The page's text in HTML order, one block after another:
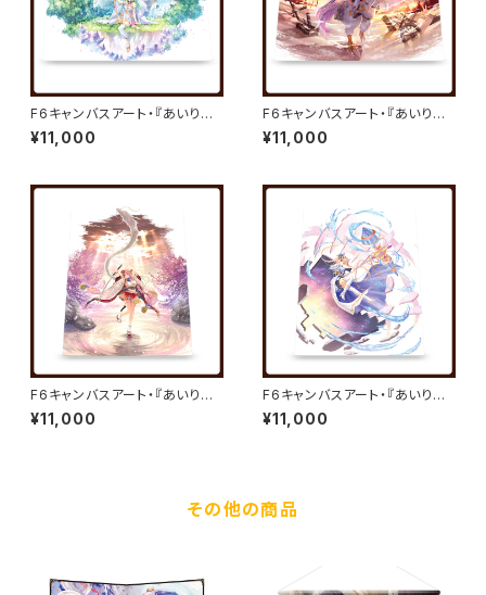
F6キャンバスアート・『あいりす
ミスティリア！』キャンバスアート
03／秘跡聖装 セシル／夏野イ
¥11,000
F6キャンバスアート・『あいりす
ミスティリア！』キャンバスアート
04／秘跡聖装 イリーナ／べっ
¥11,000
F6キャンバスアート・『あいりす
ミスティリア！』キャンバスアート
05／秘跡聖装 コト／夏野イオ
¥11,000
F6キャンバスアート・『あいりす
ミスティリア！』キャンバスアート
06／秘跡聖装 リディア／夏野
¥11,000
その他の商品